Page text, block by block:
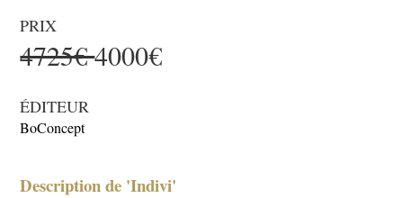
PRIX
4725€4000€
ÉDITEUR
BoConcept
Description de 'Indivi'